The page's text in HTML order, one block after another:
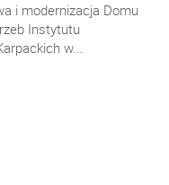
i modernizacja Domu
Instytutu
w...